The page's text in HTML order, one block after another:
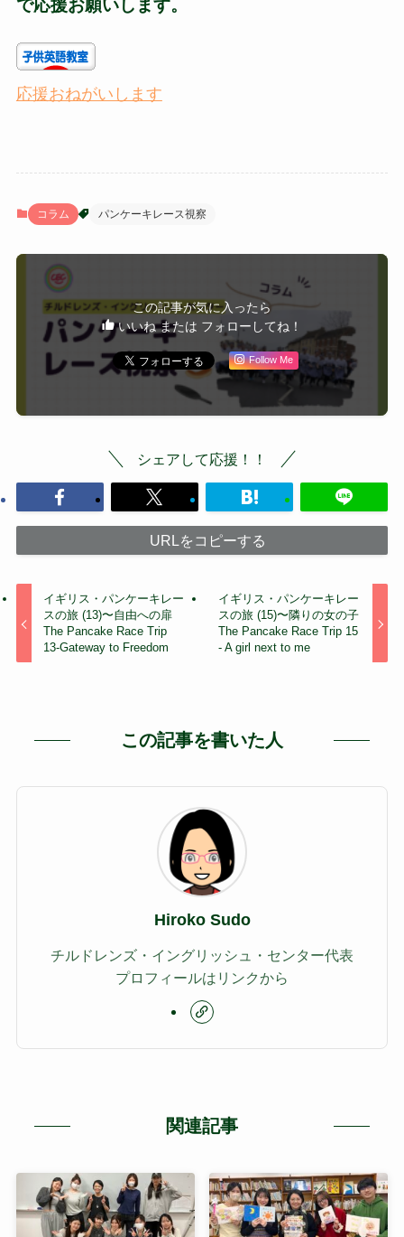
で応援お願いします。
応援おねがいします
コラム パンケーキレース視察
この記事が気に入ったら
いいね または フォローしてね！
Follow Me
シェアして応援！！
URLをコピーする
イギリス・パンケーキレー
スの旅 (13)〜自由への扉
The Pancake Race Trip
13-Gateway to Freedom
イギリス・パンケーキレー
スの旅 (15)〜隣りの女の子
The Pancake Race Trip 15
- A girl next to me
この記事を書いた人
Hiroko Sudo
チルドレンズ・イングリッシュ・センター代表
プロフィールはリンクから
関連記事